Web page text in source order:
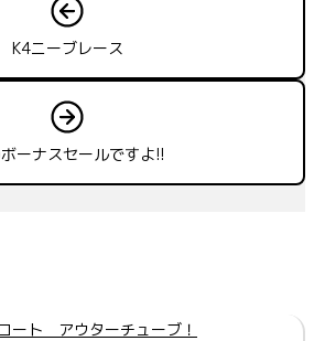
K4ニーブレース
ーナスセールですよ!!
ート アウターチューブ！